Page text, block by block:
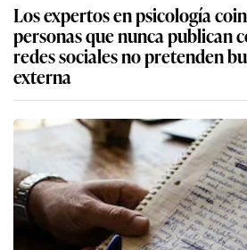
Los expertos en psicología
personas que nunca publican
redes sociales no pretenden
externa